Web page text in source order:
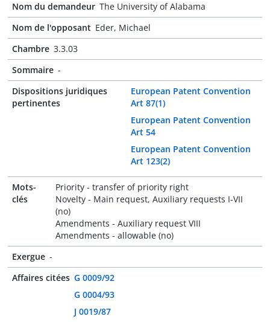
Nom du demandeur The University of Alabama
Nom de l'opposant Eder, Michael
Chambre 3.3.03
Sommaire -
Dispositions juridiques
pertinentes
European Patent Convention
Art 87(1)
European Patent Convention
Art 54
European Patent Convention
Art 123(2)
Mots-
clés
Priority - transfer of priority right
Novelty - Main request, Auxiliary requests I-VII
(no)
Amendments - Auxiliary request VIII
Amendments - allowable (no)
Exergue -
Affaires citées G 0009/92
G 0004/93
J 0019/87